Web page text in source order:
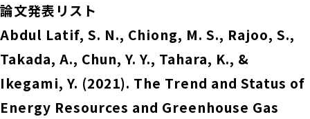
論文発表リスト
Abdul Latif, S. N., Chiong, M. S., Rajoo, S.,
Takada, A., Chun, Y. Y., Tahara, K., &
Ikegami, Y. (2021). The Trend and Status of
Energy Resources and Greenhouse Gas